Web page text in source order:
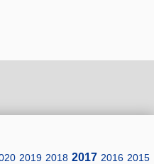
2019 2018 2017 2016 2015